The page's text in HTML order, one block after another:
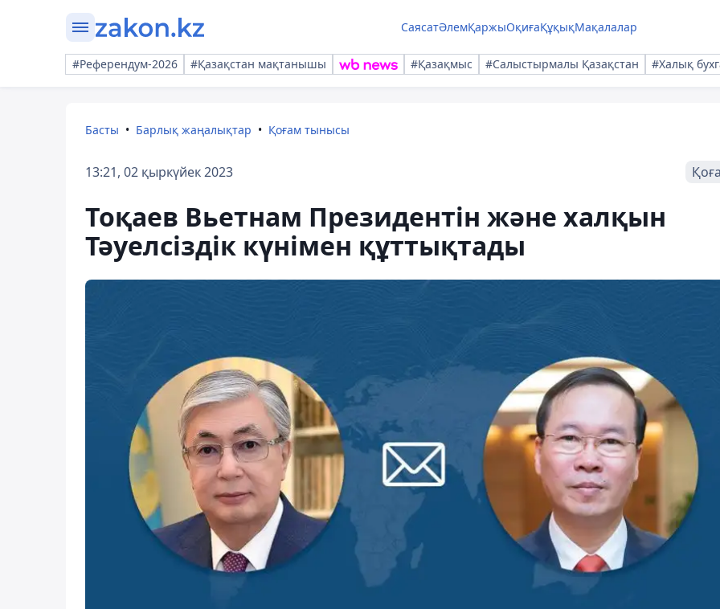
СаясатӘлемҚаржыОқиғаҚұқықМақалалар
#Референдум-2026 #Қазақстан мақтанышы #Қазақмыс #Салыстырмалы Қазақстан #Халық
Басты Барлық жаңалықтар Қоғам тынысы
13:21, 02 қыркүйек 2023
Тоқаев Вьетнам Президентін және халқын
Тәуелсіздік күнімен құттықтады